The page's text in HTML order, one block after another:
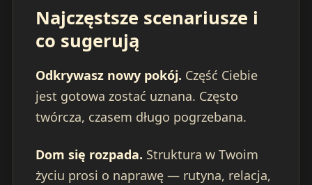
Najczęstsze scenariusze i
co sugerują
Odkrywasz nowy pokój. Część Ciebie
jest gotowa zostać uznana. Często
twórcza, czasem długo pogrzebana.
Dom się rozpada. Struktura w Twoim
życiu prosi o naprawę — rutyna, relacja,